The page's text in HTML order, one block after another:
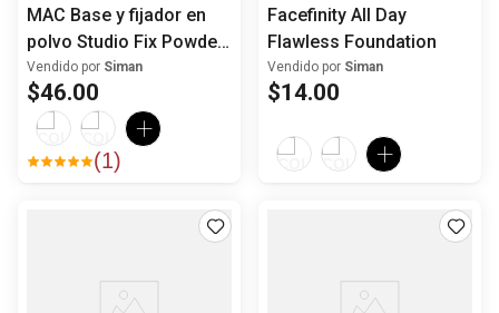
MAC Base y fijador en
polvo Studio Fix Powder
Plus
Vendido por Siman
$46.00
(1)
Facefinity All Day
Flawless Foundation
Vendido por Siman
$14.00